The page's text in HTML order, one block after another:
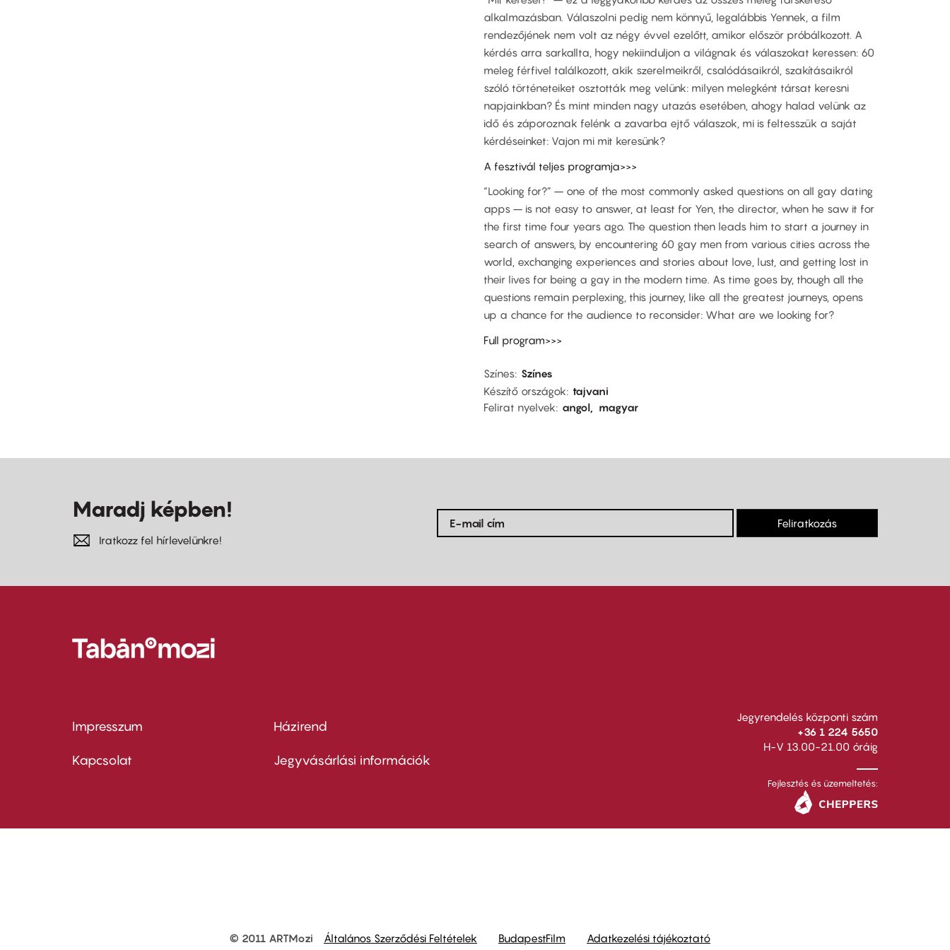
alkalmazásban. Válaszolni pedig nem könnyű, legalábbis Yennek, a film
rendezőjének nem volt az négy évvel ezelőtt, amikor először próbálkozott. A
kérdés arra sarkallta, hogy nekiinduljon a világnak és válaszokat keressen: 60
meleg férfivel találkozott, akik szerelmeikről, csalódásaikról, szakításaikról
szóló történeteiket osztották meg velünk: milyen melegként társat keresni
napjainkban? És mint minden nagy utazás esetében, ahogy halad velünk az
idő és záporoznak felénk a zavarba ejtő válaszok, mi is feltesszük a saját
kérdéseinket: Vajon mi mit keresünk?
A fesztivál teljes programja>>>
“Looking for?” – one of the most commonly asked questions on all gay dating
apps – is not easy to answer, at least for Yen, the director, when he saw it for
the first time four years ago. The question then leads him to start a journey in
search of answers, by encountering 60 gay men from various cities across the
world, exchanging experiences and stories about love, lust, and getting lost in
their lives for being a gay in the modern time. As time goes by, though all the
questions remain perplexing, this journey, like all the greatest journeys, opens
up a chance for the audience to reconsider: What are we looking for?
Full program>>>
Színes Színes
Készítő országok tajvani
Felirat nyelvek
angol magyar
Maradj képben!
Iratkozz fel hírlevelünkre!
Feliratkozás
Footer
menu
Impresszum
Kapcsolat
Footer
menu
Házirend
Jegyvásárlási információk
Jegyrendelés központi szám
+36 1 224 5650
H-V 13.00-21.00 óráig
Fejlesztés és üzemeltetés:
© 2011 ARTMozi Általános Szerződési Feltételek BudapestFilm Adatkezelési tájékoztató